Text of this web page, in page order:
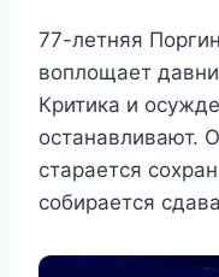
77-летняя
воплощает
Критика и
останавливают.
старается
собирается